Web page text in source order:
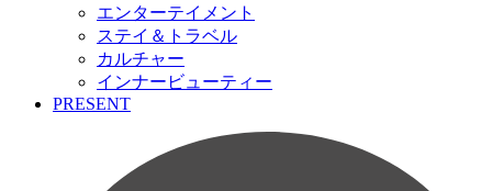
エンターテイメント
ステイ＆トラベル
カルチャー
インナービューティー
PRESENT